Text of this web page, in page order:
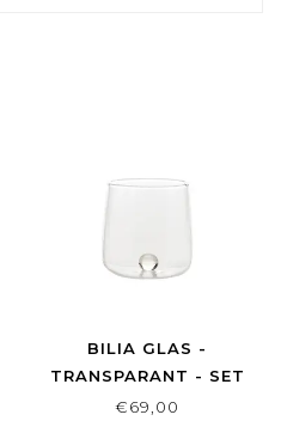
BILIA GLAS -
TRANSPARANT - SET
VAN 6
€69,00